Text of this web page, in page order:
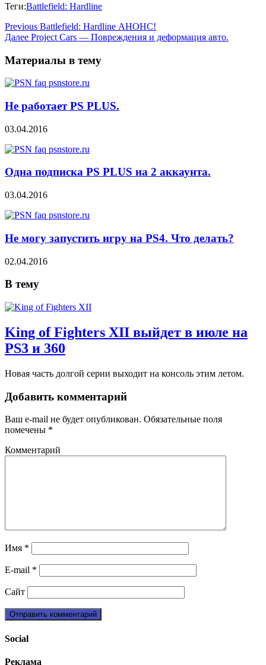
Теги:Battlefield: Hardline
Previous Battlefield: Hardline АНОНС!
Далее Project Cars — Повреждения и деформация авто.
Материалы в тему
Не работает PS PLUS.
03.04.2016
Одна подписка PS PLUS на 2 аккаунта.
03.04.2016
Не могу запустить игру на PS4. Что делать?
02.04.2016
В тему
King of Fighters XII выйдет в июле на
PS3 и 360
Новая часть долгой серии выходит на консоль этим летом.
Добавить комментарий
Ваш e-mail не будет опубликован. Обязательные поля
помечены *
Комментарий
Имя *
E-mail *
Сайт
Social
Реклама